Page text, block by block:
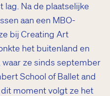
lag. Na de plaatselijke
aan een MBO-
bij Creating Art
het buitenland en
ze sinds september
School of Ballet and
moment volgt ze het